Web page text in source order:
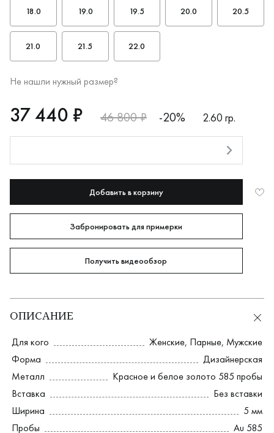
18.0 19.0 19.5 20.0 20.5
21.0 21.5 22.0
Не нашли нужный размер?
RUB
37440
37 440 ₽ 46 800 ₽ -20%
2.60 гр.
Добавить в корзину
Забронировать для примерки
Получить видеообзор
ОПИСАНИЕ
Для кого Женские, Парные, Мужские
Форма
Дизайнерская
Металл
Красное и белое золото 585 пробы
Вставка
Без вставки
Ширина
5 мм
Пробы
Au 585